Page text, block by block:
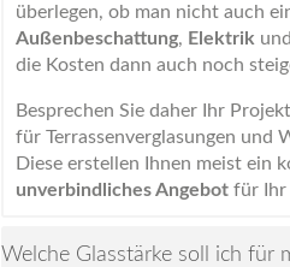
überlegen, ob man nicht auch
Außenbeschattung, Elektrik
die Kosten dann auch noch
Besprechen Sie daher Ihr
für Terrassenverglasungen und
Diese erstellen Ihnen meist ein
unverbindliches Angebot für Ihr
Welche Glasstärke soll ich für